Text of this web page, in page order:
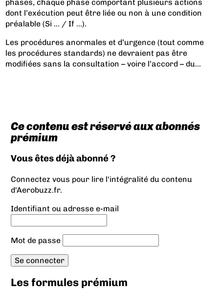
phases, chaque phase comportant plusieurs actions
dont l’exécution peut être liée ou non à une condition
préalable (Si … / If …).
Les procédures anormales et d’urgence (tout comme
les procédures standards) ne devraient pas être
modifiées sans la consultation – voire l’accord – du...
Ce contenu est réservé aux abonnés
prémium
Vous êtes déjà abonné ?
Connectez vous pour lire l'intégralité du contenu
d'Aerobuzz.fr.
Identifiant ou adresse e-mail
Mot de passe
Les formules prémium